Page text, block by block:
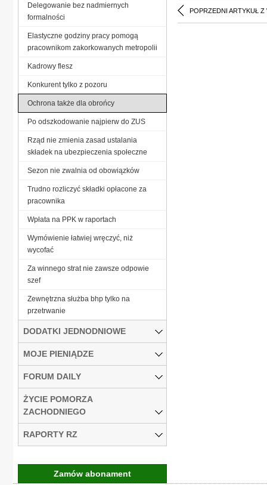
POPRZEDNI ARTYKUŁ Z
Delegowanie bez nadmiernych
formalności
Elastyczne godziny pracy pomogą
pracownikom zakorkowanych metropolii
Kadrowy flesz
Konkurent tylko z pozoru
Ochrona także dla obrońcy
Po odszkodowanie najpierw do ZUS
Rząd nie zmienia zasad ustalania
składek na ubezpieczenia społeczne
Sezon nie zwalnia od obowiązków
Trudno rozliczyć składki opłacone za
pracownika
Wpłata na PPK w raportach
Wymówienie łatwiej wręczyć, niż
wycofać
Za winnego strat nie zawsze odpowie
szef
Zewnętrzna służba bhp tylko na
przetrwanie
DODATKI JEDNODNIOWE
MOJE PIENIĄDZE
FORUM DAILY
ŻYCIE POMORZA
ZACHODNIEGO
RAPORTY RZ
Zamów abonament